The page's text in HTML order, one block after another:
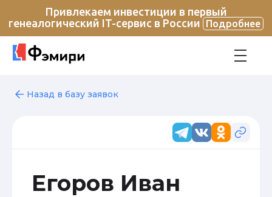
Привлекаем инвестиции в первый
генеалогический IT-сервис в России
Подробнее
Назад в базу заявок
Егоров Иван